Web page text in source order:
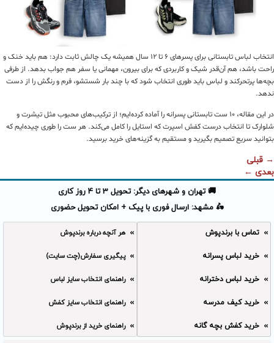
انتخاب لباس تابستانی برای پسرهای ۶ تا ۱۲ سال همیشه یک چالش ثابت دارد: هم باید خنک و
راحت باشد، هم آن‌قدر شیک و کاربردی که برای بیرون، مهمانی یا سفر هم جواب بدهد. از طرفی
بچه‌ها پرتحرکند و لباس باید طوری انتخاب شود که با چند بار شستشو، فرم و رنگش را از دست
ندهد.
در این مقاله، ۱۰ ست تابستانی پسرانه را آماده کرده‌ایم؛ از ترکیب‌های محبوب مثل تیشرت و
شلوارک تا انتخاب درست کفش اسپرت که استایل را کامل می‌کند. هر ست را طوری چیده‌ایم که
بتوانید سریع تصمیم بگیرید و مستقیم به گزینه‌های خرید برسید.
→ قبلی
بعدی ←
🚚 تهران و شهرهای دیگر: تحویل 3 تا 4 روز کاری
🛵 مشهد: ارسال فوری با پیک + امکان تحویل حضوری
تماس با برندپوش
خرید لباس پسرانه
خرید لباس دخترانه
خرید کیف مدرسه
خرید کفش بچه گانه
هر آنچه درباره برندپوش
پیگیری سفارش(چت سایت)
راهنمای انتخاب سایز لباس
راهنمای انتخاب سایز کفش
راهنمای خرید از برندپوش